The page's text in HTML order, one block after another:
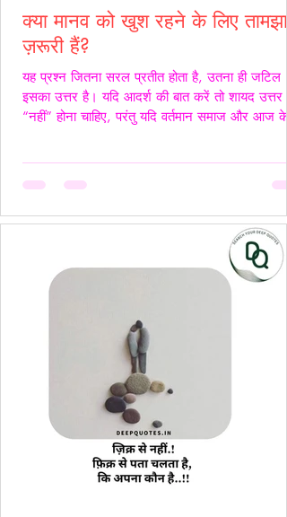
क्या मानव को खुश रहने के लिए तामझाम
ज़रूरी हैं?
यह प्रश्न जितना सरल प्रतीत होता है, उतना ही जटिल
इसका उत्तर है। यदि आदर्श की बात करें तो शायद उत्तर
“नहीं” होना चाहिए, परंतु यदि वर्तमान समाज और आज के
98% समस्याओं का केंद्र बिंदु पैसा बन चुका है। चाहे वह
सम्मान हो, सुरक्षा हो, शिक्षा हो या स्वास्थ्य हर समस्या का
समाधान धन से जोड़कर देखा जाता है। यह स्थिति यूँ ही